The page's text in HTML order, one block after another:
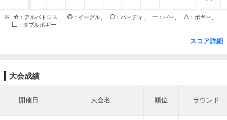
※ ：アルバトロス、 ：イーグル、 ：バーディ、 ：パー、
：ボギー、
：ダブルボギー
スコア詳細
大会成績
開催日 大会名 順位 ラウンド